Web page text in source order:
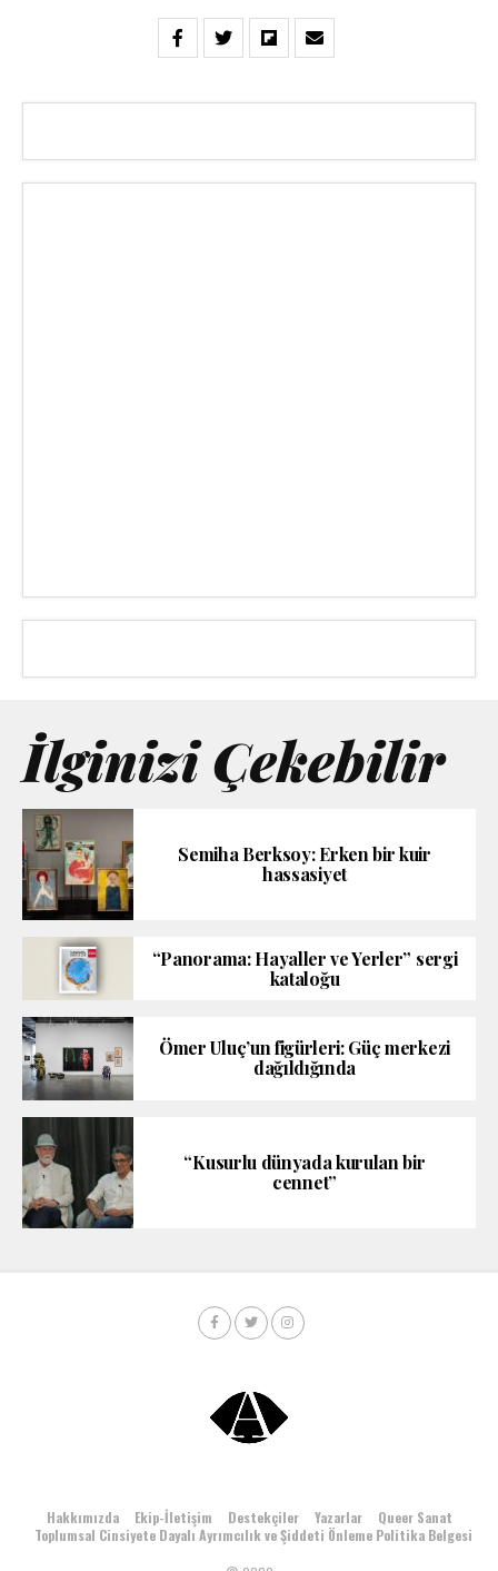
İlginizi Çekebilir
Semiha Berksoy: Erken bir kuir
hassasiyet
“Panorama: Hayaller ve Yerler” sergi
kataloğu
Ömer Uluç’un figürleri: Güç merkezi
dağıldığında
“Kusurlu dünyada kurulan bir
cennet”
Hakkımızda Ekip-İletişim Destekçiler Yazarlar
Queer Sanat
Toplumsal Cinsiyete Dayalı Ayrımcılık ve Şiddeti Önleme Politika Belgesi